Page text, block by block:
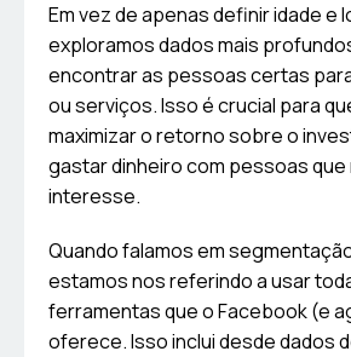
Em vez de apenas definir idade e
exploramos dados mais
encontrar as pessoas certas
ou serviços. Isso é crucial para
maximizar o retorno sobre o
gastar dinheiro com pessoas que
interesse.
Quando falamos em
estamos nos referindo a usar
ferramentas que o Facebook (e
oferece. Isso inclui desde dados